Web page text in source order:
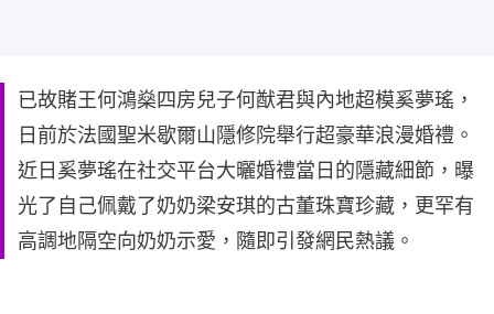
已故賭王何鴻燊四房兒子何猷君與內地超模奚夢瑤，
日前於法國聖米歇爾山隱修院舉行超豪華浪漫婚禮。
近日奚夢瑤在社交平台大曬婚禮當日的隱藏細節，曝
光了自己佩戴了奶奶梁安琪的古董珠寶珍藏，更罕有
高調地隔空向奶奶示愛，隨即引發網民熱議。